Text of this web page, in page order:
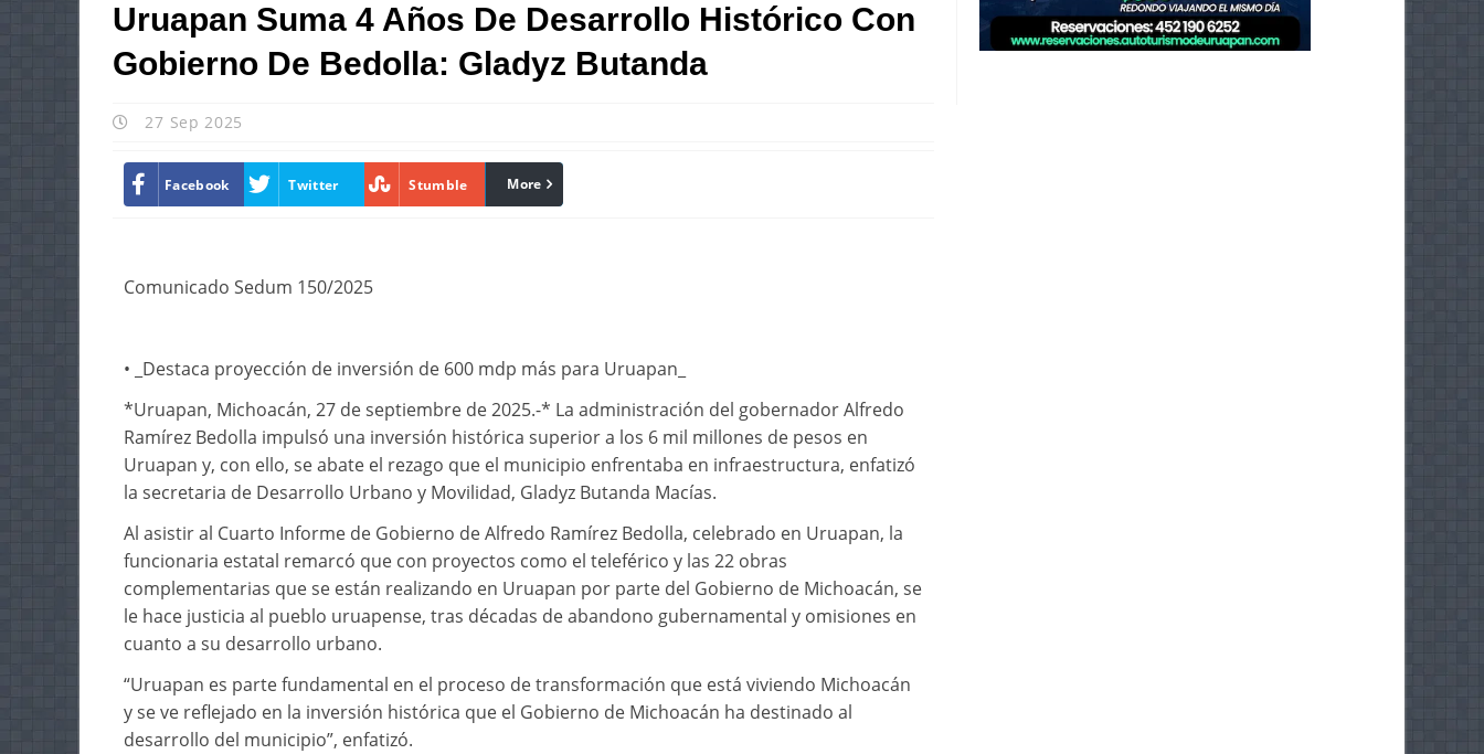
Uruapan Suma 4 Años De Desarrollo Histórico Con
Gobierno De Bedolla: Gladyz Butanda
27 Sep 2025
Facebook Twitter Stumble linkedin
More
Comunicado Sedum 150/2025
• _Destaca proyección de inversión de 600 mdp más para Uruapan_
*Uruapan, Michoacán, 27 de septiembre de 2025.-* La administración del gobernador Alfredo
Ramírez Bedolla impulsó una inversión histórica superior a los 6 mil millones de pesos en
Uruapan y, con ello, se abate el rezago que el municipio enfrentaba en infraestructura, enfatizó
la secretaria de Desarrollo Urbano y Movilidad, Gladyz Butanda Macías.
Al asistir al Cuarto Informe de Gobierno de Alfredo Ramírez Bedolla, celebrado en Uruapan, la
funcionaria estatal remarcó que con proyectos como el teleférico y las 22 obras
complementarias que se están realizando en Uruapan por parte del Gobierno de Michoacán, se
le hace justicia al pueblo uruapense, tras décadas de abandono gubernamental y omisiones en
cuanto a su desarrollo urbano.
“Uruapan es parte fundamental en el proceso de transformación que está viviendo Michoacán
y se ve reflejado en la inversión histórica que el Gobierno de Michoacán ha destinado al
desarrollo del municipio”, enfatizó.